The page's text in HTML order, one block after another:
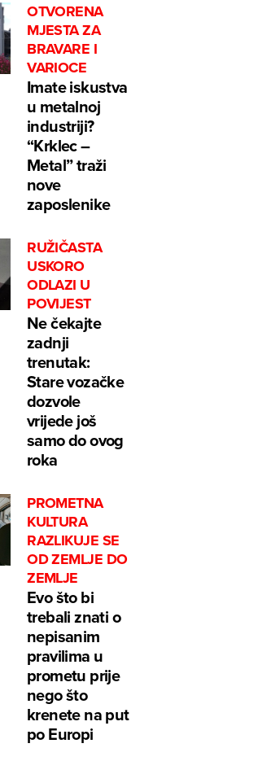
OTVORENA
MJESTA ZA
BRAVARE I
VARIOCE
Imate iskustva
u metalnoj
industriji?
“Krklec –
Metal” traži
nove
zaposlenike
RUŽIČASTA
USKORO
ODLAZI U
POVIJEST
Ne čekajte
zadnji
trenutak:
Stare vozačke
dozvole
vrijede još
samo do ovog
roka
PROMETNA
KULTURA
RAZLIKUJE SE
OD ZEMLJE DO
ZEMLJE
Evo što bi
trebali znati o
nepisanim
pravilima u
prometu prije
nego što
krenete na put
po Europi